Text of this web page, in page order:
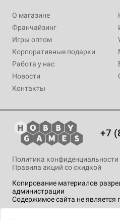
О магазине
Франчайзинг
Игры оптом
Корпоративные подарки
Работа у нас
Новости
Контакты
+7
Копирование материалов
администрации
Содержимое сайта не является
Политика конфиденциальности
Правила акций со скидкой